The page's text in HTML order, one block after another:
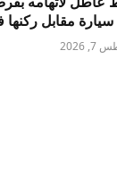
سيارة مقابل ركنها
2026